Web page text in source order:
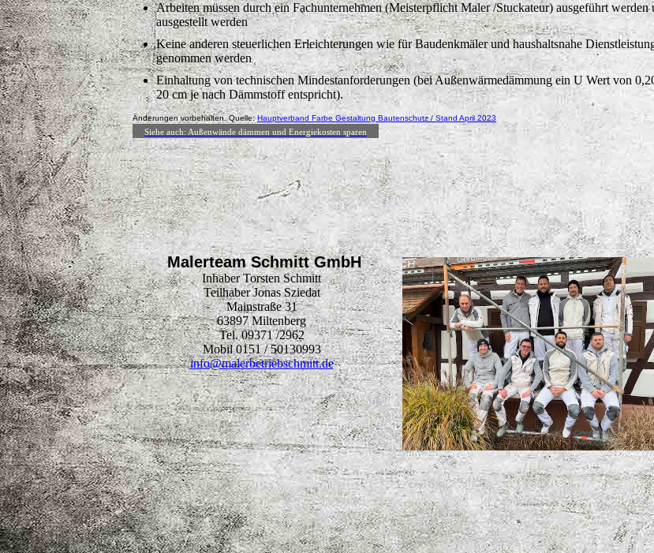
Arbeiten müssen durch ein Fachunternehmen (Meisterpflicht Maler /Stuckateur) ausgeführt werden
ausgestellt werden
Keine anderen steuerlichen Erleichterungen wie für Baudenkmäler und haushaltsnahe
genommen werden
Einhaltung von technischen Mindestanforderungen (bei Außenwärmedämmung ein U Wert von
20 cm je nach Dämmstoff entspricht).
Änderungen vorbehalten. Quelle:Hauptverband Farbe Gestaltung Bautenschutz / Stand April 2023
Siehe auch: Außenwände dämmen und Energiekosten sparen
Malerteam Schmitt GmbH
Inhaber Torsten Schmitt
Teilhaber Jonas Sziedat
Mainstraße 31
63897 Miltenberg
Tel. 09371 /2962
Mobil 0151 / 50130993
info@malerbetriebschmitt.de